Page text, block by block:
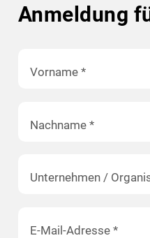
Anmeldung
Vorname *
Nachname *
Unternehmen /
E-Mail-Adresse *